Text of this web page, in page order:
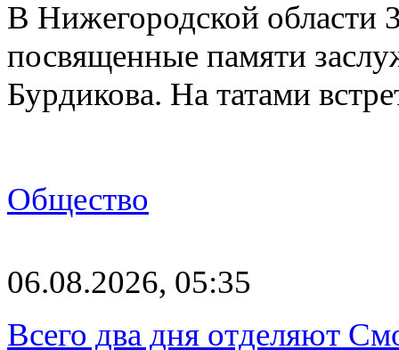
В Нижегородской области
посвященные памяти
Бурдикова. На татами
Общество
06.08.2026, 05:35
Всего два дня отделяют